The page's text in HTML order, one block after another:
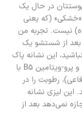
در حال یک
(که یعنی
نیست. تجربه من
بعد از شستشو یک
این نشانه پاک
نشدنِ آلودگی نیست! در واقع ویتامین E و پرو-ویتامین B5 با
رطوبت را در
لیزی نشانه
نمی‌دهد بعد از